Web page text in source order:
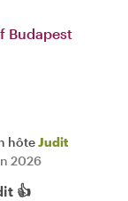
Budapest
hôteJudit
2026
👍